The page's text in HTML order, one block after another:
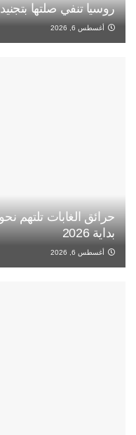
روسيا تنفي صلتها
أغسطس 6, 2026
بداية 2026
أغسطس 6, 2026